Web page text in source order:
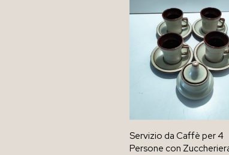
Servizio da Caffè per 4
Persone con